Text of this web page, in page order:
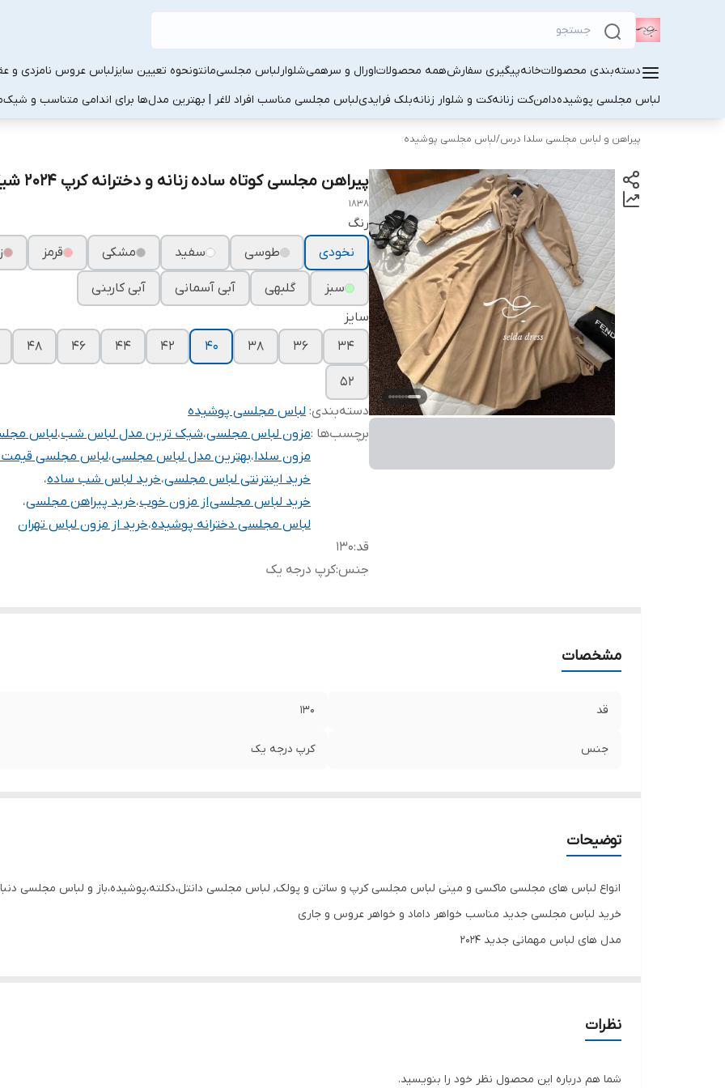
دسته‌بندی محصولاتخانهپیگیری سفارشهمه محصولاتاورال و سرهمیشلوارلباس مجلسیمانتونحوه تعیین سایزلباس عروس نامزدی و
لباس مجلسی پوشیدهدامنکت زنانهکت و شلوار زنانهبلک فرایدیلباس مجلسی مناسب افراد لاغر | بهترین مدل‌ها برای اندامی متناسب و شیک
پیراهن و لباس مجلسی سلدا درس/لباس مجلسی پوشیده
پیراهن مجلسی کوتاه ساده زنانه و دخترانه کرپ ۲۰۲۴ شیک ۱۸۳۸
1838
رنگ
نخودی
طوسی سفید مشکی قرمز
سبز گلبهی آبی آسمانی
آبی کاربنی
سایز
۳۴
۳۶ ۳۸ ۴۰ ۴۲ ۴۴ ۴۶ ۴۸
۵۲
دسته‌بندی: لباس مجلسی پوشیده
برچسب‌ها :مزون لباس مجلسی،شیک ترین مدل لباس شب،لباس
مزون سلدا،بهترین مدل لباس مجلسی،لباس مجلسی
خرید اینترنتی لباس مجلسی،خرید لباس شب ساده،
خرید لباس مجلسی از مزون خوب،خرید پیراهن مجلسی،
لباس مجلسی دخترانه پوشیده،خرید از مزون لباس تهران
قد:۱۳۰
جنس:کرپ درجه یک
مشخصات
قد ۱۳۰
جنس کرپ درجه یک
توضیحات
انواع لباس های مجلسی ماکسی و مینی لباس مجلسی کرپ و ساتن و پولک, لباس مجلسی دانتل،دکلته،پوشیده،باز و لباس مجلسی
خرید لباس مجلسی جدید مناسب خواهر داماد و خواهر عروس و جاری
مدل های لباس مهمانی جدید ۲۰۲۴
.
.
نظرات
شما هم درباره این محصول نظر خود را بنویسید.